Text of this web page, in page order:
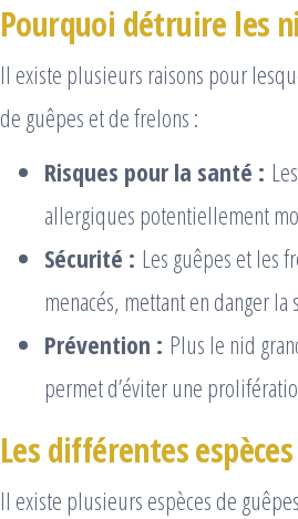
Pourquoi détruire les
Il existe plusieurs raisons pour
de guêpes et de frelons :
Risques pour la santé :
allergiques potentiellement
Sécurité : Les guêpes et les
menacés, mettant en danger
Prévention : Plus le nid
permet d’éviter une
Les différentes
Il existe plusieurs espèces de